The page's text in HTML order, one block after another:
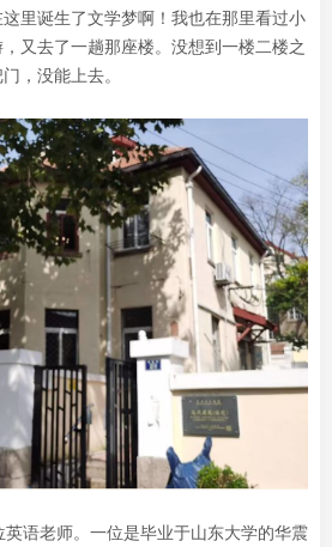
里诞生了文学梦啊！我也在那里看过小
又去了一趟那座楼。没想到一楼二楼之
，没能上去。
语老师。一位是毕业于山东大学的华震